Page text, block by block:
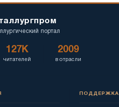
портал
127K
читателей
2009
в отрасли
ПОДДЕРЖКА